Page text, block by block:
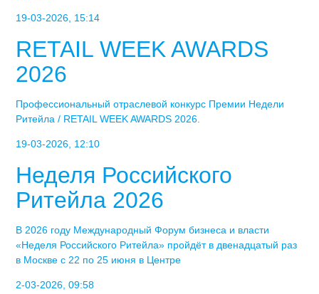
19-03-2026, 15:14
RETAIL WEEK AWARDS
2026
Профессиональный отраслевой конкурс Премии Недели
Ритейла / RETAIL WEEK AWARDS 2026.
19-03-2026, 12:10
Неделя Российского
Ритейла 2026
В 2026 году Международный Форум бизнеса и власти
«Неделя Российского Ритейла» пройдёт в двенадцатый раз
в Москве с 22 по 25 июня в Центре
2-03-2026, 09:58